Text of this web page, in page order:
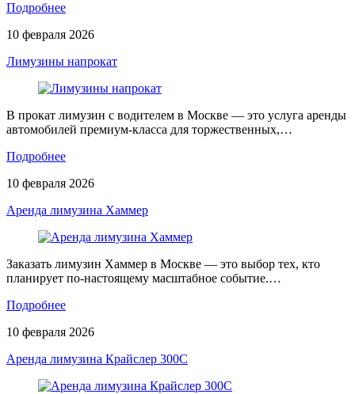
Подробнее
10 февраля 2026
Лимузины напрокат
В прокат лимузин с водителем в Москве — это услуга аренды
автомобилей премиум-класса для торжественных,…
Подробнее
10 февраля 2026
Аренда лимузина Хаммер
Заказать лимузин Хаммер в Москве — это выбор тех, кто
планирует по-настоящему масштабное событие.…
Подробнее
10 февраля 2026
Аренда лимузина Крайслер 300С